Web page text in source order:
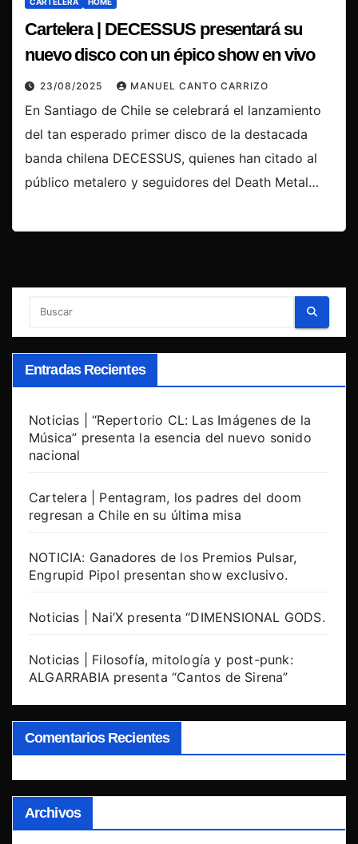
Cartelera | DECESSUS presentará su
nuevo disco con un épico show en vivo
23/08/2025 MANUEL CANTO CARRIZO
En Santiago de Chile se celebrará el lanzamiento
del tan esperado primer disco de la destacada
banda chilena DECESSUS, quienes han citado al
público metalero y seguidores del Death Metal…
Entradas Recientes
Noticias | “Repertorio CL: Las Imágenes de la
Música” presenta la esencia del nuevo sonido
nacional
Cartelera | Pentagram, los padres del doom
regresan a Chile en su última misa
NOTICIA: Ganadores de los Premios Pulsar,
Engrupid Pipol presentan show exclusivo.
Noticias | Nai’X presenta “DIMENSIONAL GODS.
Noticias | Filosofía, mitología y post-punk:
ALGARRABIA presenta “Cantos de Sirena”
Comentarios Recientes
Archivos